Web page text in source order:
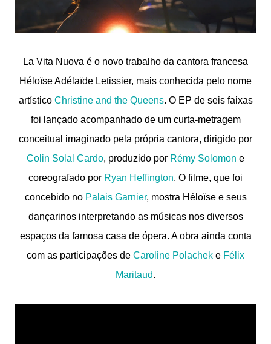
La Vita Nuova é o novo trabalho da cantora francesa
Héloïse Adélaïde Letissier, mais conhecida pelo nome
artístico Christine and the Queens. O EP de seis faixas
foi lançado acompanhado de um curta-metragem
conceitual imaginado pela própria cantora, dirigido por
Colin Solal Cardo, produzido por Rémy Solomon e
coreografado por Ryan Heffington. O filme, que foi
concebido no Palais Garnier, mostra Héloïse e seus
dançarinos interpretando as músicas nos diversos
espaços da famosa casa de ópera. A obra ainda conta
com as participações de Caroline Polachek e Félix
Maritaud.